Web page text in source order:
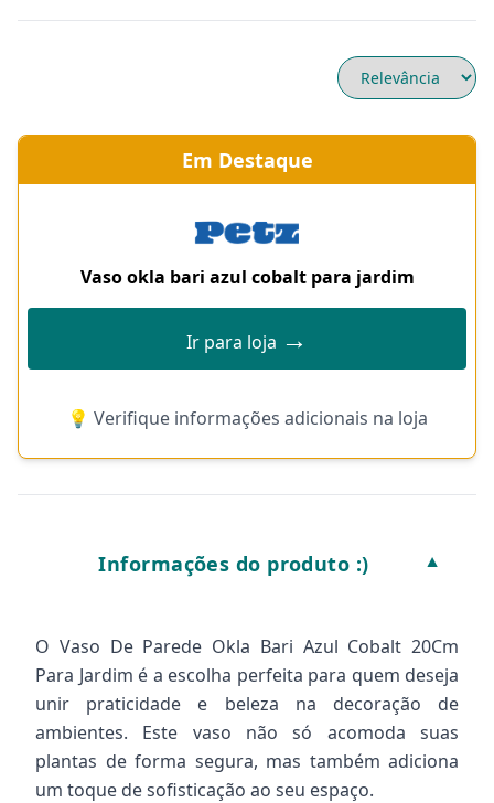
Em Destaque
Vaso okla bari azul cobalt para jardim
Ir para loja →
💡 Verifique informações adicionais na loja
Informações do produto :) ▼
O Vaso De Parede Okla Bari Azul Cobalt 20Cm
Para Jardim é a escolha perfeita para quem deseja
unir praticidade e beleza na decoração de
ambientes. Este vaso não só acomoda suas
plantas de forma segura, mas também adiciona
um toque de sofisticação ao seu espaço.